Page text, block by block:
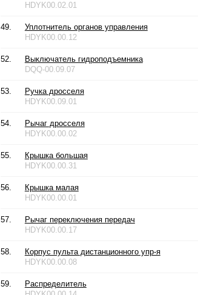
HDYK00.02.01
49.
Уплотнитель органов управления
HDYK00.00.12
52.
Выключатель гидроподъемника
DQQ-00.09.07
53.
Ручка дросселя
HDYK00.09.01
54.
Рычаг дросселя
HDYK00.00.02
55.
Крышка большая
HDYK00.00.31
56.
Крышка малая
HDYK00.00.01
57.
Рычаг переключения передач
HDYK00.00.17
58.
Корпус пульта дистанционного упр-я
HDYK00.00.08
59.
Распределитель